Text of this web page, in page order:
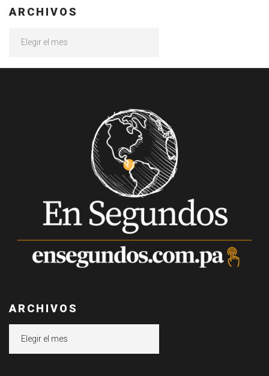
ARCHIVOS
ARCHIVOS